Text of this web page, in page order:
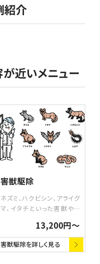
紹介
が近いメニュー
害獣駆除
ネズミ、ハクビシン、アライグ
マ、イタチといった害獣やハ
いった害鳥による被害に、駆
除と巣の除去、清掃を行いま
す。コウモリの捕獲は鳥獣保
13,200円〜
害獣駆除を詳しく見る